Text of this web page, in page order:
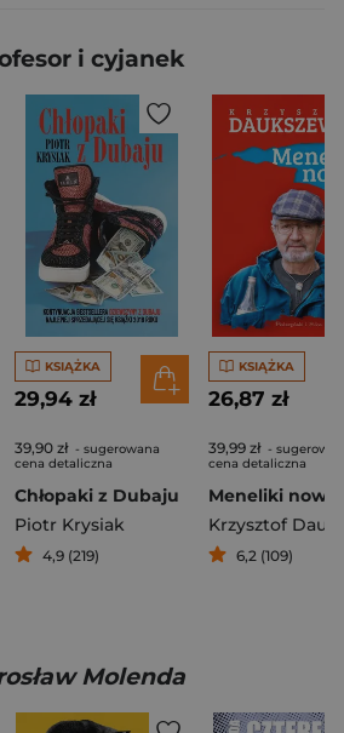
i cyjanek
KSIĄŻKA
29,94 zł
39,90 zł - sugerowana
cena detaliczna
Chłopaki z Dubaju
Piotr Krysiak
4,9 (219)
KSIĄŻKA
26,87 zł
39,99 zł -
cena detaliczna
6,2 (109)
Molenda